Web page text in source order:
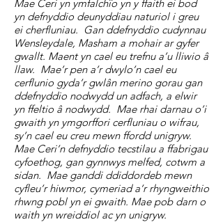
Mae Ceri yn ymfalchïo yn y ffaith ei bod
yn defnyddio deunyddiau naturiol i greu
ei cherfluniau. Gan ddefnyddio cudynnau
Wensleydale, Masham a mohair ar gyfer
gwallt. Maent yn cael eu trefnu a’u lliwio â
llaw. Mae’r pen a’r dwylo’n cael eu
cerflunio gyda’r gwlân merino gorau gan
ddefnyddio nodwydd un adfach, a elwir
yn ffeltio â nodwydd. Mae rhai darnau o’i
gwaith yn ymgorffori cerfluniau o wifrau,
sy’n cael eu creu mewn ffordd unigryw.
Mae Ceri’n defnyddio tecstilau a ffabrigau
cyfoethog, gan gynnwys melfed, cotwm a
sidan. Mae ganddi ddiddordeb mewn
cyfleu’r hiwmor, cymeriad a’r rhyngweithio
rhwng pobl yn ei gwaith. Mae pob darn o
waith yn wreiddiol ac yn unigryw.